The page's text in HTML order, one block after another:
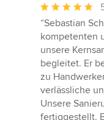
Bewertung:
5
von
5
Sternen
“Sebastian
kompetenten
unsere
begleitet. Er
zu
verlässliche
Unsere
fertiggestellt.